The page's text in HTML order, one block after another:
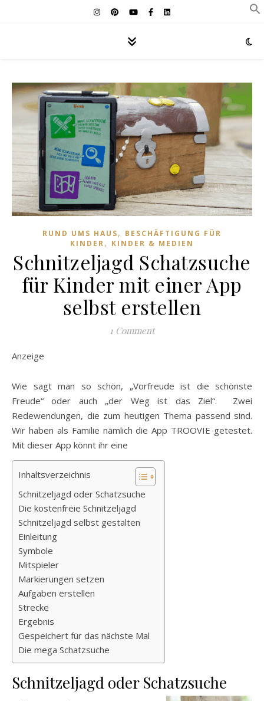
RUND UMS HAUS, BESCHÄFTIGUNG FÜR
KINDER, KINDER & MEDIEN
Schnitzeljagd Schatzsuche
für Kinder mit einer App
selbst erstellen
1 Comment
Anzeige
Wie sagt man so schön, „Vorfreude ist die schönste
Freude“ oder auch „der Weg ist das Ziel“. Zwei
Redewendungen, die zum heutigen Thema passend sind.
Wir haben als Familie nämlich die App TROOVIE getestet.
Mit dieser App könnt ihr eine
Inhaltsverzeichnis
Schnitzeljagd oder Schatzsuche
Die kostenfreie Schnitzeljagd
Schnitzeljagd selbst gestalten
Einleitung
Symbole
Mitspieler
Markierungen setzen
Aufgaben erstellen
Strecke
Ergebnis
Gespeichert für das nächste Mal
Die mega Schatzsuche
Schnitzeljagd oder Schatzsuche